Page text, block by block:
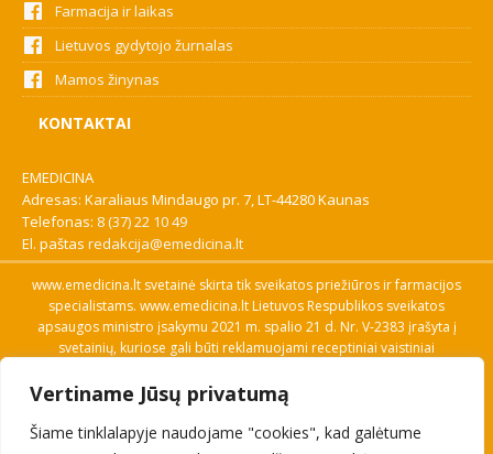
Vertiname Jūsų privatumą
Šiame tinklalapyje naudojame "cookies", kad galėtume
Farmacija ir laikas
Lietuvos gydytojo žurnalas
Mamos žinynas
KONTAKTAI
EMEDICINA
Adresas: Karaliaus Mindaugo pr. 7, LT-44280 Kaunas
Telefonas: 8 (37) 22 10 49
El. paštas redakcija@emedicina.lt
www.emedicina.lt svetainė skirta tik sveikatos priežiūros ir farmacijos
specialistams. www.emedicina.lt Lietuvos Respublikos sveikatos
apsaugos ministro įsakymu 2021 m. spalio 21 d. Nr. V-2383 įrašyta į
svetainių, kuriose gali būti reklamuojami receptiniai vaistiniai
savo profesinę kvalifikaciją. Naudingos nuorodos: Vaistų ir medicinos
pagalbos priemonių kainų paieška, VVKT tinklalapis, Sveikatos
priežiūros ar farmacijos specialisto pranešimo apie įtariamą